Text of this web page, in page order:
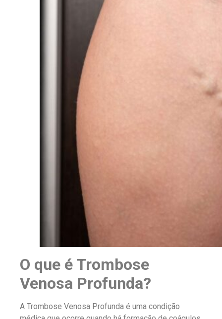
O que é Trombose
Venosa Profunda?
A Trombose Venosa Profunda é uma condição